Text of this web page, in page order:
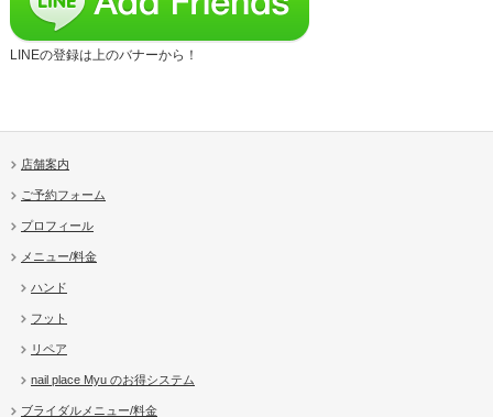
LINEの登録は上のバナーから！
店舗案内
ご予約フォーム
プロフィール
メニュー/料金
ハンド
フット
リペア
nail place Myu のお得システム
ブライダルメニュー/料金